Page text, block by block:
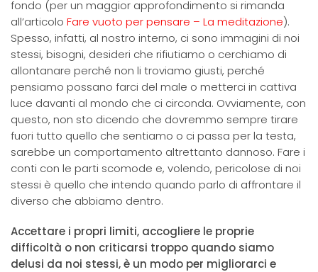
fondo (per un maggior approfondimento si rimanda
all’articolo Fare vuoto per pensare – La meditazione).
Spesso, infatti, al nostro interno, ci sono immagini di noi
stessi, bisogni, desideri che rifiutiamo o cerchiamo di
allontanare perché non li troviamo giusti, perché
pensiamo possano farci del male o metterci in cattiva
luce davanti al mondo che ci circonda. Ovviamente, con
questo, non sto dicendo che dovremmo sempre tirare
fuori tutto quello che sentiamo o ci passa per la testa,
sarebbe un comportamento altrettanto dannoso. Fare i
conti con le parti scomode e, volendo, pericolose di noi
stessi è quello che intendo quando parlo di affrontare il
diverso che abbiamo dentro.
Accettare i propri limiti, accogliere le proprie
difficoltà o non criticarsi troppo quando siamo
delusi da noi stessi, è un modo per migliorarci e